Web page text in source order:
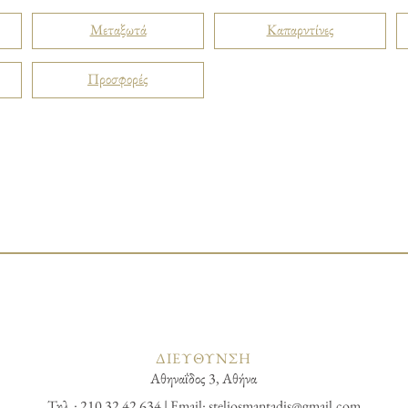
Μεταξωτά
Προσφορές
Καπαρντίνες
ΔΙΕΥΘΥΝΣΗ
Αθηναΐδος 3, Αθήνα